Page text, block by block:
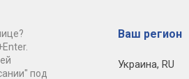
под
Ваш регион
Украина, RU